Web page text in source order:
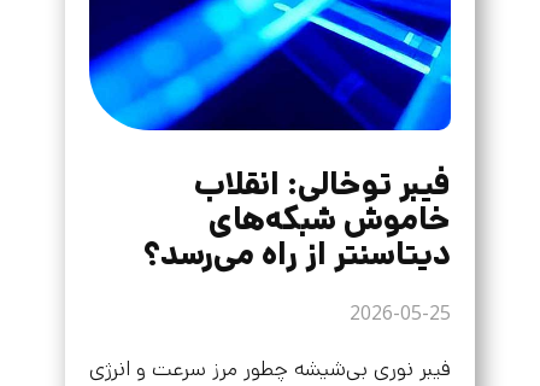
فیبر توخالی: انقلاب
خاموش شبکه‌های
دیتاسنتر از راه می‌رسد؟
2026-05-25
فیبر نوری بی‌شیشه چطور مرز سرعت و انرژی